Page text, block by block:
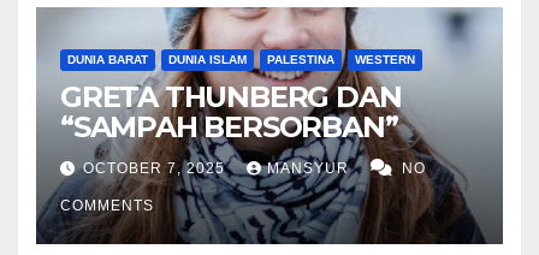
DUNIA BARAT DUNIA ISLAM PALESTINA WESTERN
GRETA THUNBERG DAN
“SAMPAH BERSORBAN”
OCTOBER 7, 2025 MANSYUR NO
COMMENTS